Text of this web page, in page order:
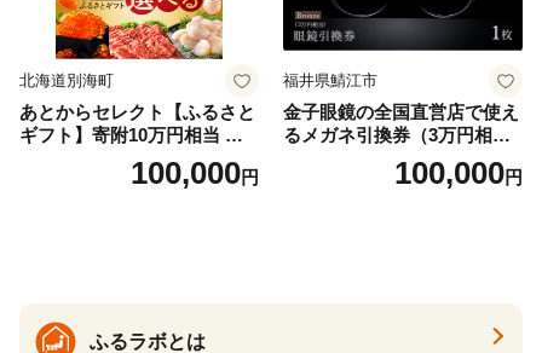
北海道別海町
あとからセレクト【ふるさと
ギフト】寄附10万円相当 あ
とから選べる！ ギフト いく
ら ほたて 海鮮 牛肉 別海町
ギフト ふるさと納税 ）
100,000円
福井県鯖江市
金子眼鏡の全国直営店で使え
るメガネ引換券（3万円相
100,000円
ふるラボとは